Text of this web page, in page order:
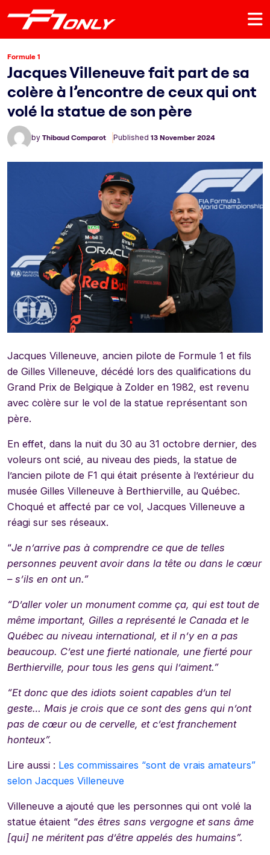
Formule 1
Jacques Villeneuve fait part de sa
colère à l’encontre de ceux qui ont
volé la statue de son père
by Thibaud Comparot Published 13 November 2024
Jacques Villeneuve, ancien pilote de Formule 1 et fils
de Gilles Villeneuve, décédé lors des qualifications du
Grand Prix de Belgique à Zolder en 1982, est revenu
avec colère sur le vol de la statue représentant son
père.
En effet, dans la nuit du 30 au 31 octobre dernier, des
voleurs ont scié, au niveau des pieds, la statue de
l’ancien pilote de F1 qui était présente à l’extérieur du
musée Gilles Villeneuve à Berthierville, au Québec.
Choqué et affecté par ce vol, Jacques Villeneuve a
réagi sur ses réseaux.
“Je n’arrive pas à comprendre ce que de telles
personnes peuvent avoir dans la tête ou dans le cœur
– s’ils en ont un.”
“D’aller voler un monument comme ça, qui est tout de
même important, Gilles a représenté le Canada et le
Québec au niveau international, et il n’y en a pas
beaucoup. C’est une fierté nationale, une fierté pour
Berthierville, pour tous les gens qui l’aiment.”
“Et donc que des idiots soient capables d’un tel
geste… Mais je crois que ce sont des gens qui n’ont
pas de cœur ou de cervelle, et c’est franchement
honteux”.
Lire aussi : Les commissaires “sont de vrais amateurs”
selon Jacques Villeneuve
Villeneuve a ajouté que les personnes qui ont volé la
statue étaient “des êtres sans vergogne et sans âme
[qui] ne méritent pas d’être appelés des humains”.